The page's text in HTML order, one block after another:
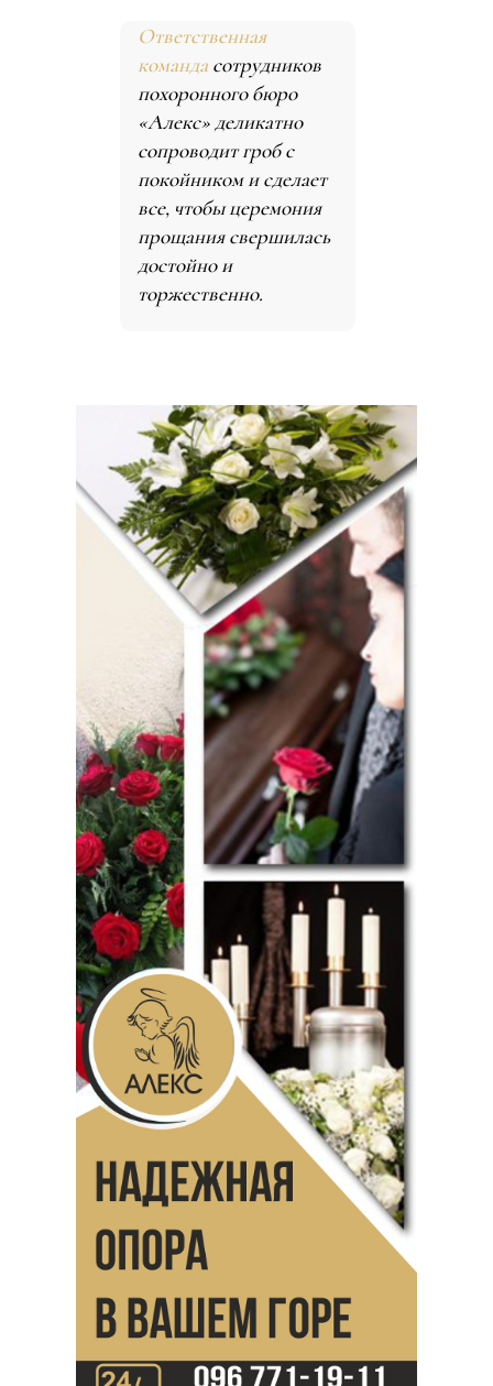
Ответственная
команда сотрудников
похоронного бюро
«Алекс» деликатно
сопроводит гроб с
покойником и сделает
все, чтобы церемония
прощания свершилась
достойно и
торжественно.